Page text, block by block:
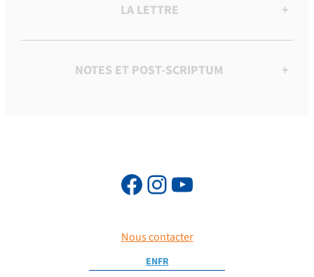
LA LETTRE +
NOTES ET POST-SCRIPTUM +
Nous contacter
ENFR